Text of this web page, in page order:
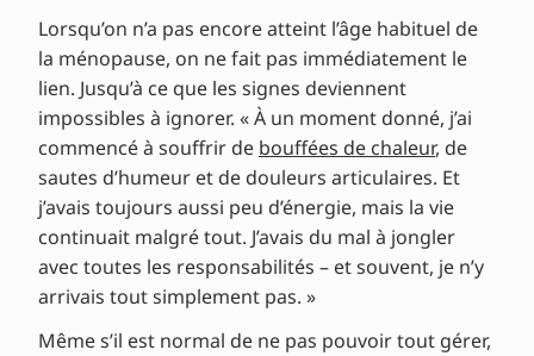
Lorsqu’on n’a pas encore atteint l’âge habituel de
la ménopause, on ne fait pas immédiatement le
lien. Jusqu’à ce que les signes deviennent
impossibles à ignorer. « À un moment donné, j’ai
commencé à souffrir de bouffées de chaleur, de
sautes d’humeur et de douleurs articulaires. Et
j’avais toujours aussi peu d’énergie, mais la vie
continuait malgré tout. J’avais du mal à jongler
avec toutes les responsabilités – et souvent, je n’y
arrivais tout simplement pas. »
Même s’il est normal de ne pas pouvoir tout gérer,